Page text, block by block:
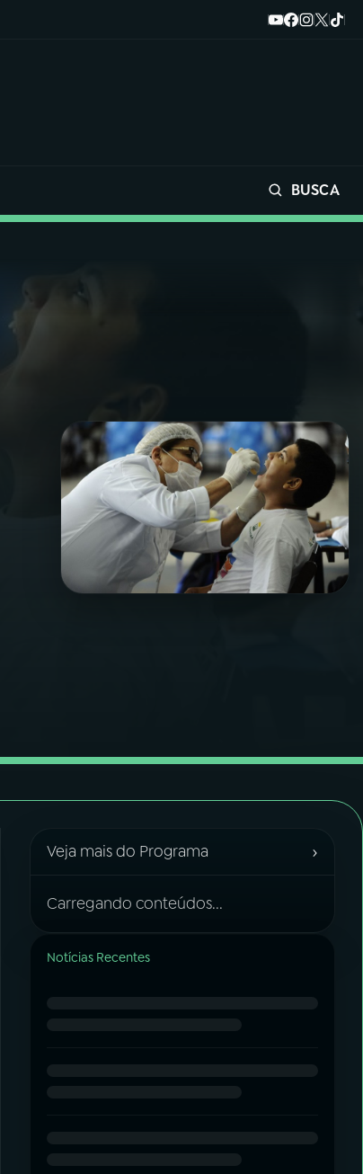
BUSCA
Veja mais do Programa ›
Carregando conteúdos...
Notícias Recentes